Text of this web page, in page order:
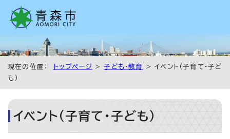
現在の位置： トップページ >子ども・教育
> イベント（子育て・子ど
も）
イベント（子育て・子ども）